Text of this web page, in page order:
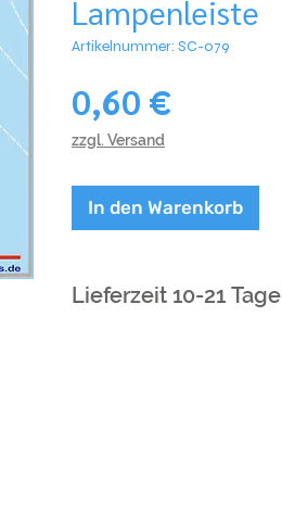
Lampenleiste
Artikelnummer: SC-079
0,60 €Preis
zzgl. Versand
In den Warenkorb
Lieferzeit 10-21 Tage